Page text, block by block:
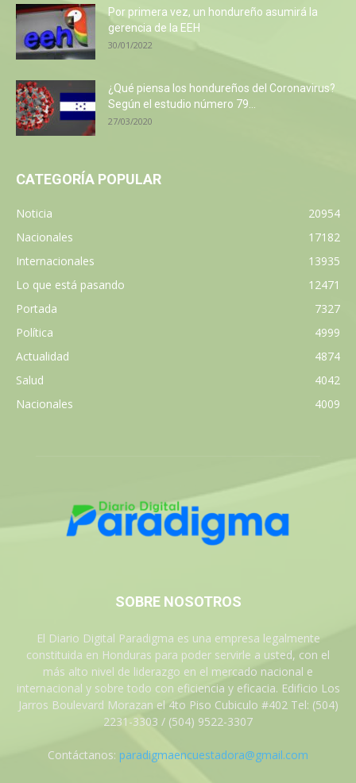
Por primera vez, un hondureño asumirá la
gerencia de la EEH
30/01/2022
¿Qué piensa los hondureños del Coronavirus?
Según el estudio número 79...
27/03/2020
CATEGORÍA POPULAR
Noticia
20954
Nacionales
17182
Internacionales
13935
Lo que está pasando
12471
Portada
7327
Política
4999
Actualidad
4874
Salud
4042
Nacionales
4009
SOBRE NOSOTROS
El Diario Digital Paradigma es una empresa legalmente
constituida en Honduras para poder servirle a usted, con el
más alto nivel de liderazgo en el mercado nacional e
internacional y sobre todo con eficiencia y eficacia. Edificio Los
Jarros Boulevard Morazan el 4to Piso Cubiculo #402 Tel: (504)
2231-3303 / (504) 9522-3307
Contáctanos: paradigmaencuestadora@gmail.com